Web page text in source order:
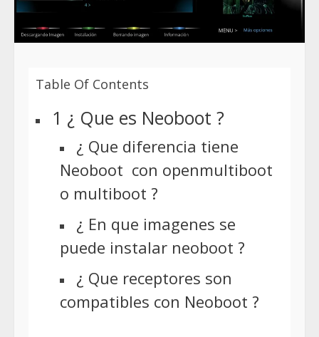
Table Of Contents
1 ¿ Que es Neoboot ?
¿ Que diferencia tiene
Neoboot con openmultiboot
o multiboot ?
¿ En que imagenes se
puede instalar neoboot ?
¿ Que receptores son
compatibles con Neoboot ?